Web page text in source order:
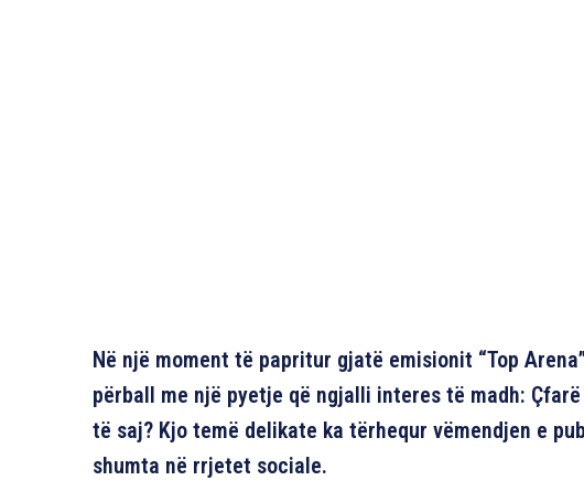
Në një moment të papritur gjatë emisionit “Top
përball me një pyetje që ngjalli interes të madh:
të saj? Kjo temë delikate ka tërhequr vëmendjen e
shumta në rrjetet sociale.